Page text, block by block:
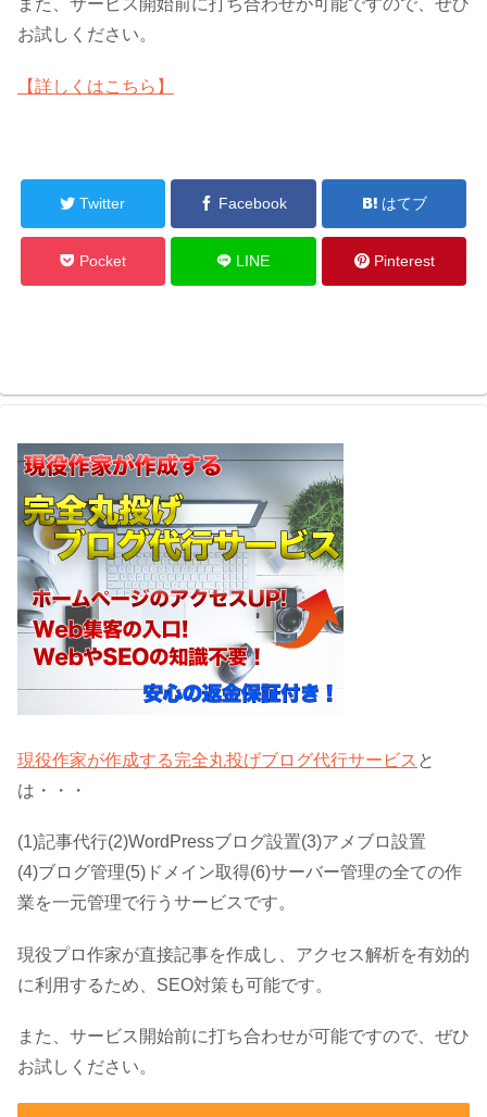
また、サービス開始前に打ち合わせが可能ですので、ぜひ
お試しください。
【詳しくはこちら】
Twitter Facebook はてブ
Pocket LINE Pinterest
現役作家が作成する完全丸投げブログ代行サービス と
は・・・
(1)記事代行(2)WordPressブログ設置(3)アメブロ設置
(4)ブログ管理(5)ドメイン取得(6)サーバー管理の全ての作
業を一元管理で行うサービスです。
現役プロ作家が直接記事を作成し、アクセス解析を有効的
に利用するため、SEO対策も可能です。
また、サービス開始前に打ち合わせが可能ですので、ぜひ
お試しください。